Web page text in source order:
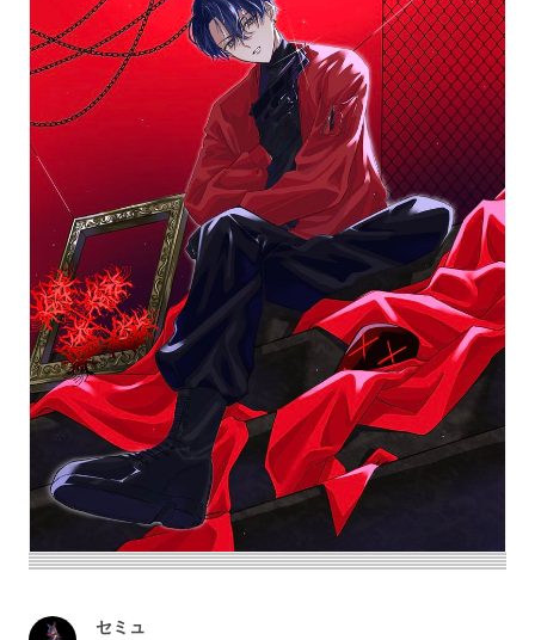
セミュ